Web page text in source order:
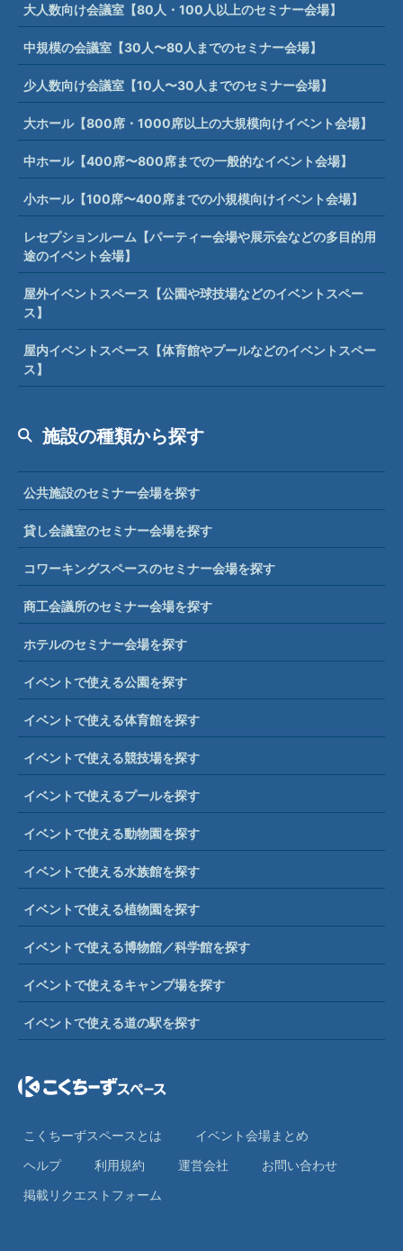
大人数向け会議室【80人・100人以上のセミナー会場】
中規模の会議室【30人〜80人までのセミナー会場】
少人数向け会議室【10人〜30人までのセミナー会場】
大ホール【800席・1000席以上の大規模向けイベント会場】
中ホール【400席〜800席までの一般的なイベント会場】
小ホール【100席〜400席までの小規模向けイベント会場】
レセプションルーム【パーティー会場や展示会などの多目的用
途のイベント会場】
屋外イベントスペース【公園や球技場などのイベントスペー
ス】
屋内イベントスペース【体育館やプールなどのイベントスペー
ス】
施設の種類から探す
公共施設のセミナー会場を探す
貸し会議室のセミナー会場を探す
コワーキングスペースのセミナー会場を探す
商工会議所のセミナー会場を探す
ホテルのセミナー会場を探す
イベントで使える公園を探す
イベントで使える体育館を探す
イベントで使える競技場を探す
イベントで使えるプールを探す
イベントで使える動物園を探す
イベントで使える水族館を探す
イベントで使える植物園を探す
イベントで使える博物館／科学館を探す
イベントで使えるキャンプ場を探す
イベントで使える道の駅を探す
こくちーずスペースとは
イベント会場まとめ
ヘルプ
利⽤規約 運営会社
お問い合わせ
掲載リクエストフォーム